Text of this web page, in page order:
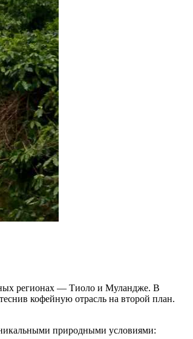
регионах — Тиоло и Муландже. В
кофейную отрасль на второй план.
природными условиями: